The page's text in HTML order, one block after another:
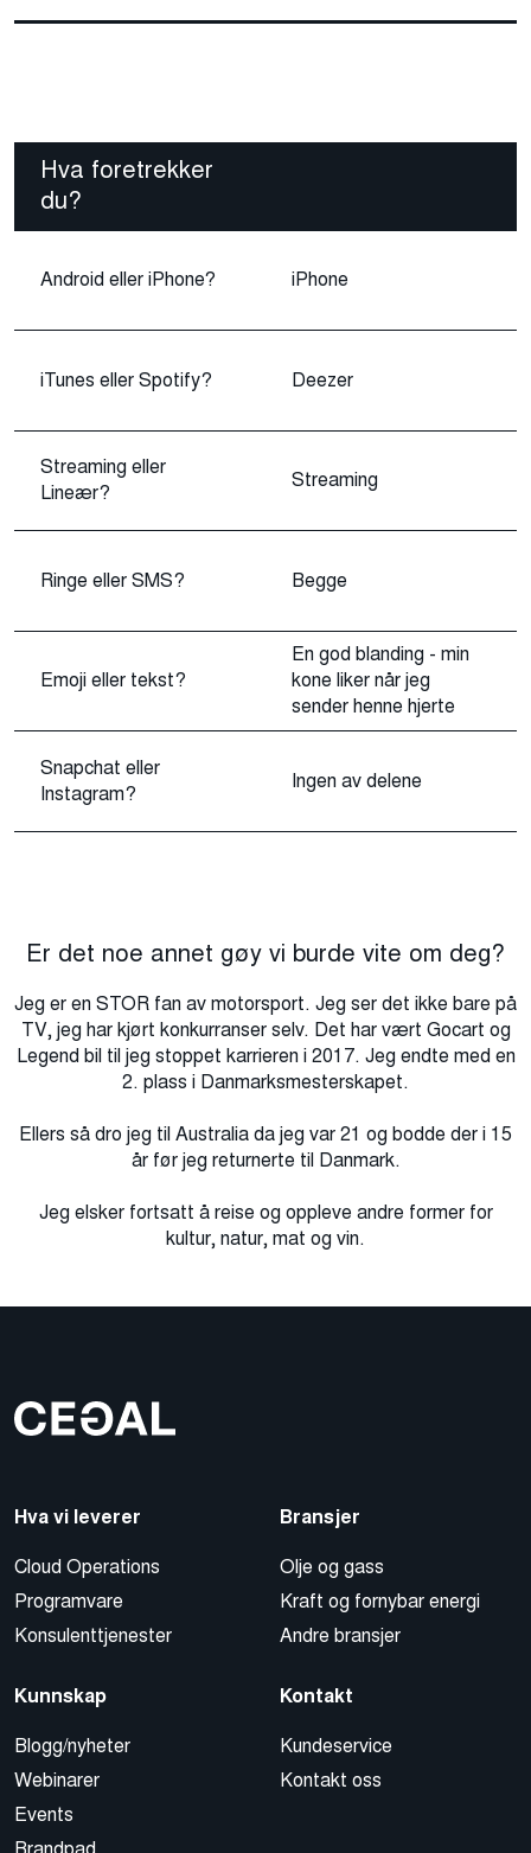
Hva foretrekker
du?
Android eller iPhone?
iTunes eller Spotify?
Streaming eller
Lineær?
Ringe eller SMS?
Emoji eller tekst?
Snapchat eller
Instagram?
iPhone
Deezer
Streaming
Begge
En god blanding - min
kone liker når jeg
sender henne hjerte
Ingen av delene
Er det noe annet gøy vi burde vite om deg?
Jeg er en STOR fan av motorsport. Jeg ser det ikke bare på
TV, jeg har kjørt konkurranser selv. Det har vært Gocart og
Legend bil til jeg stoppet karrieren i 2017. Jeg endte med en
2. plass i Danmarksmesterskapet.
Ellers så dro jeg til Australia da jeg var 21 og bodde der i 15
år før jeg returnerte til Danmark.
Jeg elsker fortsatt å reise og oppleve andre former for
kultur, natur, mat og vin.
Hva vi leverer
Cloud Operations
Programvare
Konsulenttjenester
Bransjer
Olje og gass
Kraft og fornybar energi
Andre bransjer
Kunnskap
Blogg/nyheter
Webinarer
Events
Kontakt
Kundeservice
Kontakt oss